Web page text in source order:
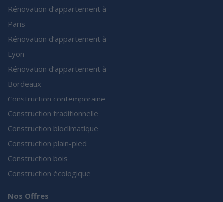
Rénovation d’appartement à
Paris
Rénovation d’appartement à
Lyon
Rénovation d’appartement à
Bordeaux
Construction contemporaine
Construction traditionnelle
Construction bioclimatique
Construction plain-pied
Construction bois
Construction écologique
Nos Offres